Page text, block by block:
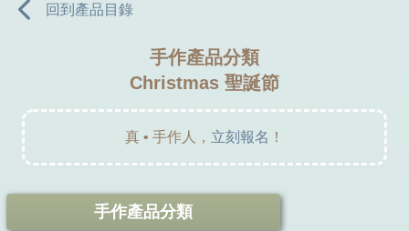
回到產品目錄
手作產品分類
Christmas 聖誕節
真 • 手作人， 立刻報名 ！
手作產品分類